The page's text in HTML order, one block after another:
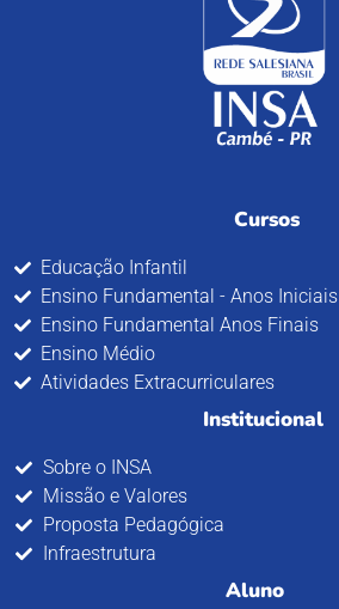
Cursos
Educação Infantil
Ensino Fundamental - Anos Iniciais
Ensino Fundamental Anos Finais
Ensino Médio
Atividades Extracurriculares
Institucional
Sobre o INSA
Missão e Valores
Proposta Pedagógica
Infraestrutura
Aluno